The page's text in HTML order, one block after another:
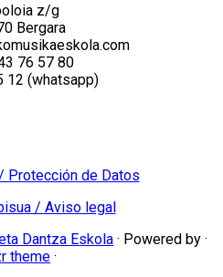
z/g
Bergara
76 57 80
12 (whatsapp)
Protección de Datos
/ Aviso legal
Dantza Eskola · Powered by ·
theme ·